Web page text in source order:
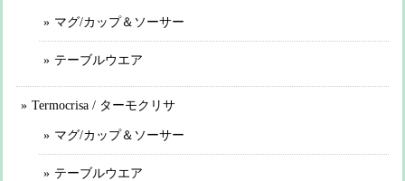
マグ/カップ＆ソーサー
テーブルウエア
Termocrisa / ターモクリサ
マグ/カップ＆ソーサー
テーブルウエア